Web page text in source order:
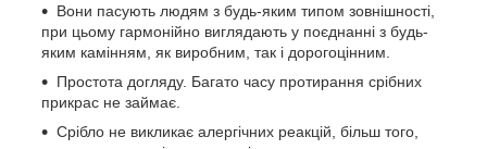
Вони пасують людям з будь-яким типом зовнішності,
при цьому гармонійно виглядають у поєднанні з будь-
яким камінням, як виробним, так і дорогоцінним.
Простота догляду. Багато часу протирання срібних
прикрас не займає.
Срібло не викликає алергічних реакцій, більш того,